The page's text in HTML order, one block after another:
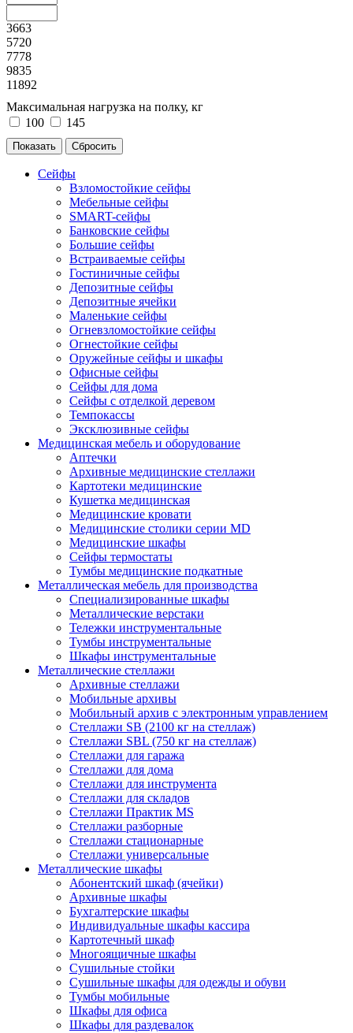
3663
5720
7778
9835
11892
Максимальная нагрузка на полку, кг
100
145
Сейфы
Взломостойкие сейфы
Мебельные сейфы
SMART-сейфы
Банковские сейфы
Большие сейфы
Встраиваемые сейфы
Гостиничные сейфы
Депозитные сейфы
Депозитные ячейки
Маленькие сейфы
Огневзломостойкие сейфы
Огнестойкие сейфы
Оружейные сейфы и шкафы
Офисные сейфы
Сейфы для дома
Сейфы с отделкой деревом
Темпокассы
Эксклюзивные сейфы
Медицинская мебель и оборудование
Аптечки
Архивные медицинские стеллажи
Картотеки медицинские
Кушетка медицинская
Медицинские кровати
Медицинские столики серии MD
Медицинские шкафы
Сейфы термостаты
Тумбы медицинские подкатные
Металлическая мебель для производства
Cпециализированные шкафы
Металлические верстаки
Тележки инструментальные
Тумбы инструментальные
Шкафы инструментальные
Металлические стеллажи
Архивные стеллажи
Мобильные архивы
Мобильный архив с электронным управлением
Стеллажи SB (2100 кг на стеллаж)
Стеллажи SBL (750 кг на стеллаж)
Стеллажи для гаража
Стеллажи для дома
Стеллажи для инструмента
Стеллажи для складов
Стеллажи Практик MS
Стеллажи разборные
Стеллажи стационарные
Стеллажи универсальные
Металлические шкафы
Абонентский шкаф (ячейки)
Архивные шкафы
Бухгалтерские шкафы
Индивидуальные шкафы кассира
Картотечный шкаф
Многоящичные шкафы
Сушильные стойки
Сушильные шкафы для одежды и обуви
Тумбы мобильные
Шкафы для офиса
Шкафы для раздевалок